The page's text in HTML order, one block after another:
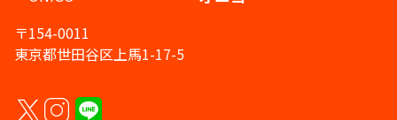
〒154-0011
東京都世田谷区上馬1-17-5